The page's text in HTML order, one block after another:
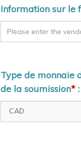
Information sur le
Type de monnaie
de la soumission* :